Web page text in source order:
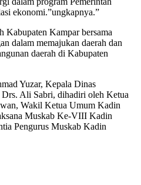
ekonomi.”ungkapnya.”
Kabupaten Kampar bersama
dalam memajukan daerah dan
daerah di Kabupaten
Yuzar, Kepala Dinas
Ali Sabri, dihadiri oleh Ketua
Wakil Ketua Umum Kadin
Muskab Ke-VIII Kadin
Pengurus Muskab Kadin